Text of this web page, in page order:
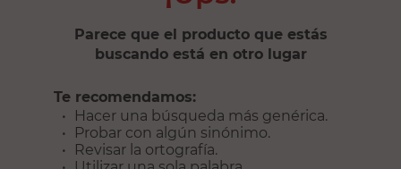
Parece que el producto que estás
buscando está en otro lugar
Te recomendamos:
Hacer una búsqueda más genérica.
Probar con algún sinónimo.
Revisar la ortografía.